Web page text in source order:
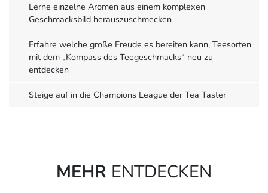
Lerne einzelne Aromen aus einem komplexen
Geschmacksbild herauszuschmecken
Erfahre welche große Freude es bereiten kann, Teesorten
mit dem „Kompass des Teegeschmacks“ neu zu
entdecken
Steige auf in die Champions League der Tea Taster
MEHR ENTDECKEN